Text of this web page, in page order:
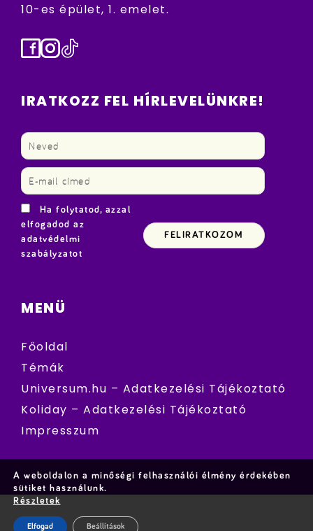
10-es épület, 1. emelet.
Facebook
Instagram
TikTok
IRATKOZZ FEL HÍRLEVELÜNKRE!
Ha folytatod, azzal
elfogadod az
adatvédelmi
szabályzatot
MENÜ
Főoldal
Témák
Universum.hu – Adatkezelési Tájékoztató
Koliday – Adatkezelési Tájékoztató
Impresszum
A weboldalon a minőségi felhasználói élmény érdekében
sütiket használunk.
Részletek
Elfogad Beállítások